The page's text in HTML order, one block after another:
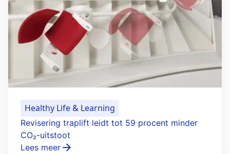
Healthy Life & Learning
Revisering traplift leidt tot 59 procent minder
CO₂-uitstoot
Lees meer